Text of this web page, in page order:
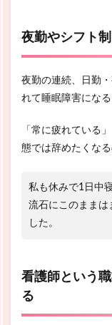
夜勤やシフト
夜勤の連続、日勤
れて睡眠障害になる
「常に疲れている
態では辞めたくなる
私も休みで1日中
流石にこのままは
した。
看護師という
る